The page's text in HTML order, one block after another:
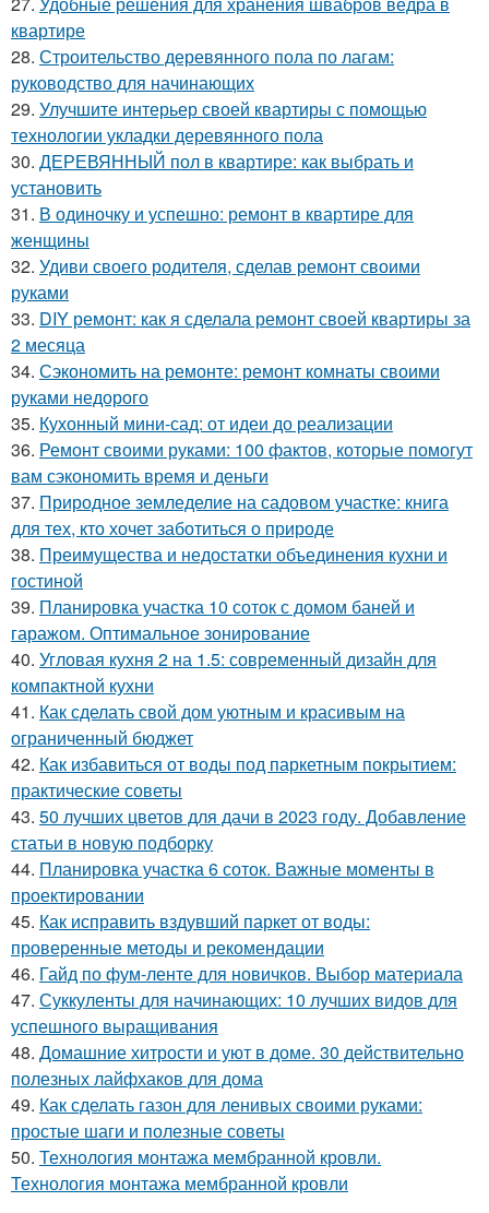
квартире
28. Строительство деревянного пола по лагам:
руководство для начинающих
29. Улучшите интерьер своей квартиры с помощью
технологии укладки деревянного пола
30. ДЕРЕВЯННЫЙ пол в квартире: как выбрать и
установить
31. В одиночку и успешно: ремонт в квартире для
женщины
32. Удиви своего родителя, сделав ремонт своими
руками
33. DIY ремонт: как я сделала ремонт своей квартиры за
2 месяца
34. Сэкономить на ремонте: ремонт комнаты своими
руками недорого
35. Кухонный мини-сад: от идеи до реализации
36. Ремонт своими руками: 100 фактов, которые помогут
вам сэкономить время и деньги
37. Природное земледелие на садовом участке: книга
для тех, кто хочет заботиться о природе
38. Преимущества и недостатки объединения кухни и
гостиной
39. Планировка участка 10 соток с домом баней и
гаражом. Оптимальное зонирование
40. Угловая кухня 2 на 1.5: современный дизайн для
компактной кухни
41. Как сделать свой дом уютным и красивым на
ограниченный бюджет
42. Как избавиться от воды под паркетным покрытием:
практические советы
43. 50 лучших цветов для дачи в 2023 году. Добавление
статьи в новую подборку
44. Планировка участка 6 соток. Важные моменты в
проектировании
45. Как исправить вздувший паркет от воды:
проверенные методы и рекомендации
46. Гайд по фум-ленте для новичков. Выбор материала
47. Суккуленты для начинающих: 10 лучших видов для
успешного выращивания
48. Домашние хитрости и уют в доме. 30 действительно
полезных лайфхаков для дома
49. Как сделать газон для ленивых своими руками:
простые шаги и полезные советы
50. Технология монтажа мембранной кровли.
Технология монтажа мембранной кровли